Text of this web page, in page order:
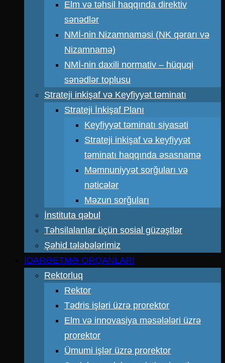
Elm və təhsil haqqında direktiv
sənədlər
NMİ-nin Nizamnaməsi (NK qərarı və
Nizamnamə)
NMİ-nin daxili normativ – hüquqi
sənədlər toplusu
Strateji inkişaf və Keyfiyyət təminatı
Strateji İnkişaf Planı
Keyfiyyət təminatı siyasəti
Strateji inkişaf və keyfiyyət
təminatı haqqında əsasnamə
Məmnuniyyət sorğuları və
nəticələr
Məzun sorğuları
İnstituta qəbul
Təhsilalanlar üçün sosial güzəştlər
Şəhid tələbələrimiz
İDARƏETMƏ ORQANLARI
Rektorluq
Rektor
Tədris işləri üzrə prorektor
Elm və innovasiya məsələləri üzrə
prorektor
Ümumi işlər üzrə prorektor